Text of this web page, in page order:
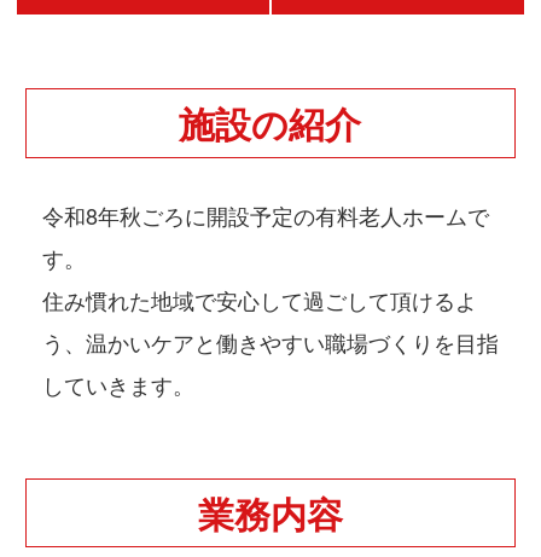
施設の紹介
令和8年秋ごろに開設予定の有料老人ホームで
す。
住み慣れた地域で安心して過ごして頂けるよ
う、温かいケアと働きやすい職場づくりを目指
していきます。
業務内容